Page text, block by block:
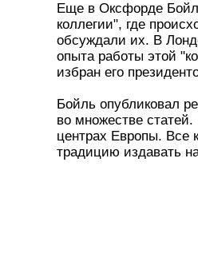
Еще в Оксфорде
коллегии", где
обсуждали их. В
опыта работы этой
избран его
Бойль опубликовал
во множестве
центрах Европы. Все
традицию издавать